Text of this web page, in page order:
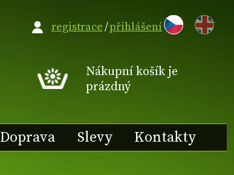
EN
Nákupní košík je
prázdný
Doprava Slevy Kontakty
registrace/přihlášení